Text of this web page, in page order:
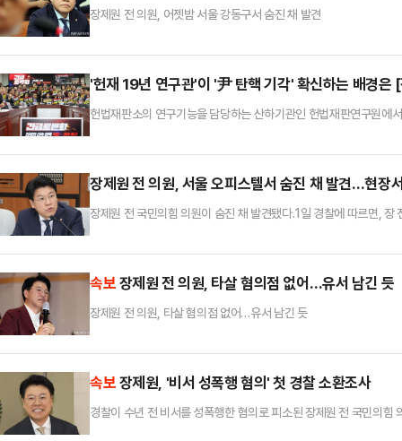
장제원 전 의원, 어젯밤 서울 강동구서 숨진 채 발견
'헌재 19년 연구관'이 '尹 탄핵 기각' 확신하는 배경은
헌법재판소의 연구기능을 담당하는 산하기관인 헌법재판연구원
를 강조하는 한 국민의 신임을 배신한 것으로 보기도 어렵다는 이
장제원 전 의원, 서울 오피스텔서 숨진 채 발견…현장
장제원 전 국민의힘 의원이 숨진 채 발견됐다.1일 경찰에 따르면,
년 11월, 비서 A 씨를 상대로 성폭력을 한 혐의(준강간치상)로 고소
속보장제원 전 의원, 타살 혐의점 없어…유서 남긴 듯
장제원 전 의원, 타살 혐의점 없어…유서 남긴 듯
속보장제원, '비서 성폭행 혐의' 첫 경찰 소환조사
경찰이 수년 전 비서를 성폭행한 혐의로 피소된 장제원 전 국민의